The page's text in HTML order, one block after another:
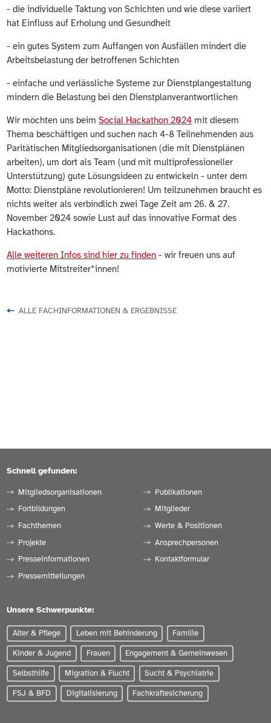
- die individuelle Taktung von Schichten und wie diese variiert
hat Einfluss auf Erholung und Gesundheit
- ein gutes System zum Auffangen von Ausfällen mindert die
Arbeitsbelastung der betroffenen Schichten
- einfache und verlässliche Systeme zur Dienstplangestaltung
mindern die Belastung bei den Dienstplanverantwortlichen
Wir möchten uns beimSocial Hackathon 2024 mit diesem
Thema beschäftigen und suchen nach 4-8 Teilnehmenden aus
Paritätischen Mitgliedsorganisationen (die mit Dienstplänen
arbeiten), um dort als Team (und mit multiprofessioneller
Unterstützung) gute Lösungsideen zu entwickeln - unter dem
Motto: Dienstpläne revolutionieren! Um teilzunehmen braucht es
nichts weiter als verbindlich zwei Tage Zeit am 26. & 27.
November 2024 sowie Lust auf das innovative Format des
Hackathons.
Alle weiteren Infos sind hier zu finden - wir freuen uns auf
motivierte Mitstreiter*innen!
ALLE FACHINFORMATIONEN & ERGEBNISSE
Schnell gefunden:
Mitgliedsorganisationen
Fortbildungen
Fachthemen
Projekte
Presseinformationen
Pressemitteilungen
Publikationen
Mitglieder
Werte & Positionen
Ansprechpersonen
Kontaktformular
Unsere Schwerpunkte:
Alter & Pflege Leben mit Behinderung Familie
Kinder & Jugend Frauen Engagement & Gemeinwesen
Selbsthilfe Migration & Flucht Sucht & Psychiatrie
FSJ & BFD Digitalisierung Fachkräftesicherung